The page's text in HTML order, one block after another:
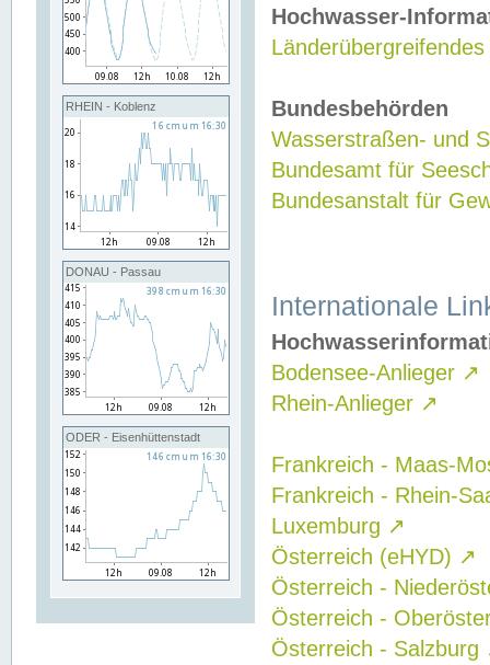
RHEIN - Koblenz
DONAU - Passau
ODER - Eisenhüttenstadt
Hochwasser-
Bundesbehörden
Wasserstraßen- und
Bundesamt für
Bundesanstalt für
Internationale
Bodensee-Anlieger ↗
Rhein-Anlieger ↗
Frankreich - Maas-
Frankreich - Rhein-
Luxemburg ↗
Österreich (eHYD) ↗
Österreich -
Österreich -
Österreich - Salzburg